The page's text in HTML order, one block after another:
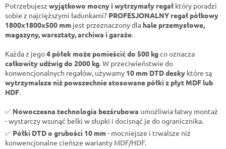
Potrzebujesz wyjątkowo mocny i wytrzymały regał który poradzi
sobie z najcięższymi ładunkami? PROFESJONALNY regał półkowy
1800x1800x500 mm jest przeznaczony dla hale przemysłowe,
magazyny, warsztaty, archiwa i garaże
Każda z jego4 półek może pomieścić do 500 kgco oznacza
całkowity udźwig do 2000 kg . W przeciwieństwie do
konwencjonalnych regałów, używamy 10 mm DTD desky które są
wytrzymalsze niż powszechnie stosowane półki z płyt MDF lub
HDF
✅ Nowoczesna technologia bezśrubowa umożliwia łatwy montaż
- wystarczy wsunąć belki w słupki i docisnąć je do ogranicznika.
✅ Półki DTD o grubości 10 mm- mocniejsze i trwalsze niż
konwencjonalne cieńsze warianty MDF/HDF.